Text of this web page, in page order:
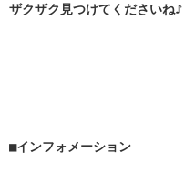
ザクザク見つけてくださいね♪
■インフォメーション